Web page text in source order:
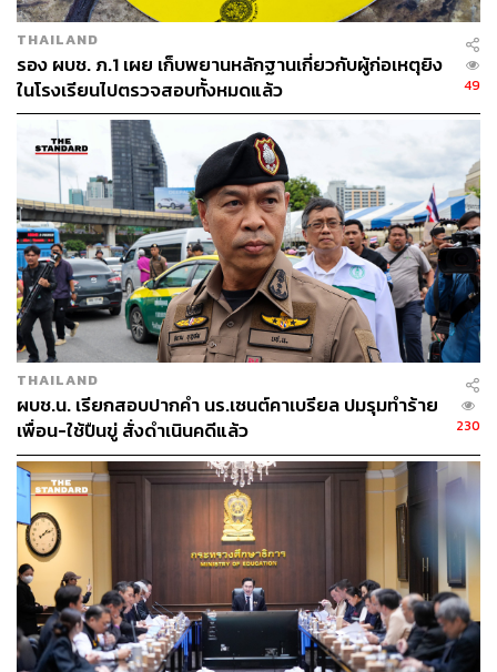
ความโดดเด่นของรายการนี้อยู่ที่ไม่ได้หยุดอยู่เพียงการนำ
เสนออัตลักษณ์ แต่นำทุนวัฒนธรรมมาผสานกับความคิด
สร้างสรรค์ (Creativity) จนเกิดเป็นสิ่งใหม่ที่น่าตื่นตาตื่นใจ
ด้านการเต้นและการแสดง น้องๆ ออกแบบท่าฟ้อนรำจากราก
เดิมของท้องถิ่น แล้วสร้างสรรค์ให้กลายเป็น Performing Arts
ที่มีเรื่องราวและอารมณ์ร่วมสมัย ด้านดนตรี เราได้ยินการ
เรียบเรียง (Arrange) ที่ผสมผสานทำนองตะวันตก ลูกทุ่ง และ
ดนตรีท้องถิ่นเข้าด้วยกัน พร้อมใช้เครื่องดนตรีอย่างโปงลาง
แคน ปี่ โหวด กลอง และระนาดควบคู่กับเครื่องดนตรีสากล
จนเกิดเป็นเสียงที่มีเอกลักษณ์เฉพาะตัว ด้านการขับร้อง ทั้ง
ทำนองลายสักการะของโรงเรียนเทศบาล 6 อุดรฯ การใช้
ภาษายาวีในตระกูลออสโตรนีเซียน (Austronesian) ของ
โรงเรียนเทศบาล 5 สงขลา สำเนียงลาวหล่มของโรงเรียน
หล่มเก่าฯเพชรบูรณ์ หรือแม้แต่การที่โรงเรียนเตรียม
อุดมศึกษาพัฒนาการ นนทบุรี หยิบวรรณคดีไทยเรื่องสังข์
ทองมานำเสนอใหม่ ทั้งหมดสะท้อนให้เห็นว่า “ความหลาก
หลายคือพลัง” หากได้รับเสรีภาพทางจินตนาการสู่การ
สร้างสรรค์
ทั้งหมดนี้คือวัฒนธรรมสร้างสรรค์ในรูปแบบที่เป็นรูปธรรม
ที่สุด และมันเกิดขึ้นจากเด็กไทยในโรงเรียนต่างจังหวัด ไม่ใช่
จากสถาบันศิลปะชั้นนำในเมืองหลวง
THAILAND
รอง ผบช. ภ.1 เผย เก็บพยานหลักฐานเกี่ยวกับผู้ก่อเหตุยิง
ในโรงเรียนไปตรวจสอบทั้งหมดแล้ว
49
THAILAND
ผบช.น. เรียกสอบปากคำ นร.เซนต์คาเบรียล ปมรุมทำร้าย
เพื่อน-ใช้ปืนขู่ สั่งดำเนินคดีแล้ว
230